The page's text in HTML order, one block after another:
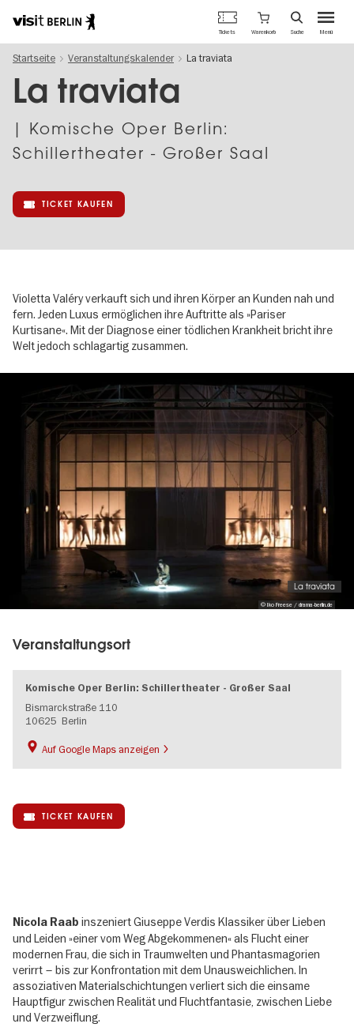
zum
Inhalt
Berlins
offizielles
Tourismusportal
Menü
Tickets Warenkorb Suche
Startseite Veranstaltungskalender La traviata
La traviata
| Komische Oper Berlin:
Schillertheater - Großer Saal
TICKET KAUFEN
Violetta Valéry verkauft sich und ihren Körper an Kunden nah und
fern. Jeden Luxus ermöglichen ihre Auftritte als »Pariser
Kurtisane«. Mit der Diagnose einer tödlichen Krankheit bricht ihre
Welt jedoch schlagartig zusammen.
© Iko Freese / drama-berlin.de
La traviata
Veranstaltungsort
Komische Oper Berlin: Schillertheater - Großer Saal
Bismarckstraße 110
10625 Berlin
Auf Google Maps anzeigen
TICKET KAUFEN
Nicola Raab inszeniert Giuseppe Verdis Klassiker über Lieben
und Leiden »einer vom Weg Abgekommenen« als Flucht einer
modernen Frau, die sich in Traumwelten und Phantasmagorien
verirrt – bis zur Konfrontation mit dem Unausweichlichen. In
assoziativen Materialschichtungen verliert sich die einsame
Hauptfigur zwischen Realität und Fluchtfantasie, zwischen Liebe
und Verzweiflung.